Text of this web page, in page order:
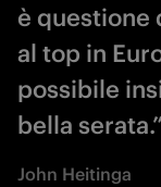
è questione
al top in
possibile
bella
John Heitinga